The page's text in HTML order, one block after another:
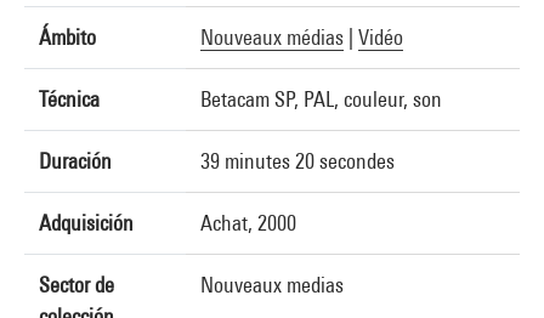
Ámbito Nouveaux médias Vidéo
Técnica Betacam SP, PAL, couleur, son
Duración 39 minutes 20 secondes
Adquisición Achat, 2000
Sector de
Nouveaux medias